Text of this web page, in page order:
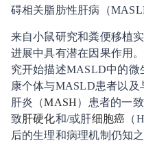
碍相关脂肪性肝病（
来自小鼠研究和粪便移植
进展中具有潜在因果作用
究开始描述MASLD中的微
康个体与MASLD患者以
肝炎（MASH）患者的一
致肝硬化和/或肝细胞癌 （
后的生理和病理机制仍知之